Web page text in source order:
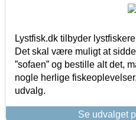
Lystfisk.dk tilbyder
Det skal være muligt at
”sofaen” og bestille alt det,
nogle herlige
udvalg.
Se udvalget